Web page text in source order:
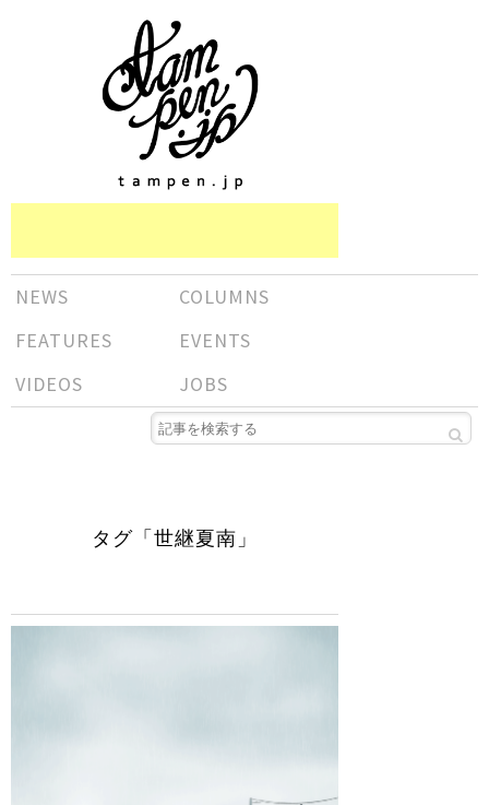
NEWS
COLUMNS
FEATURES
EVENTS
VIDEOS
JOBS
タグ「世継夏南」